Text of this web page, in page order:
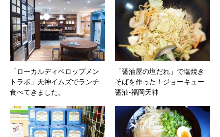
「ローカルディベロップメン
トラボ」天神イムズでランチ
食べてきました。
「醤油屋の塩だれ」で塩焼き
そばを作った！ジョーキュー
醤油‐福岡天神